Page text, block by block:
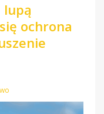
lupą
ochrona